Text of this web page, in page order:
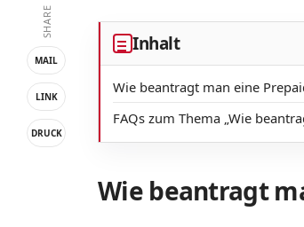
SHARE
MAIL
LINK
DRUCK
Inhalt
Wie beantragt man eine
FAQs zum Thema „Wie
Wie beantragt